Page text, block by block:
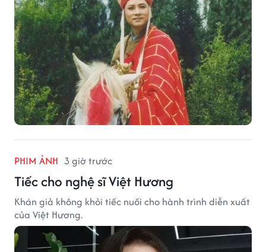
PHIM ẢNH 3 giờ trước
Tiếc cho nghệ sĩ Việt Hương
Khán giả không khỏi tiếc nuối cho hành trình diễn xuất
của Việt Hương.